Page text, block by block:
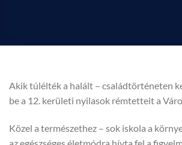
Akik túlélték a halált – családtörténeten
be a 12. kerületi nyilasok rémtetteit a
Közel a természethez – sok iskola a